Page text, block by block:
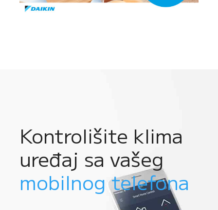
Kontrolišite klima
uređaj sa vašeg
mobilnog telefona